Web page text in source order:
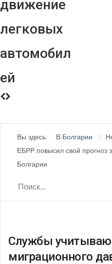
движение
легковых
автомобил
ей
Вы здесь: В Болгарии
ЕБРР повысил свой прогноз
Болгарии
Службы
миграционного